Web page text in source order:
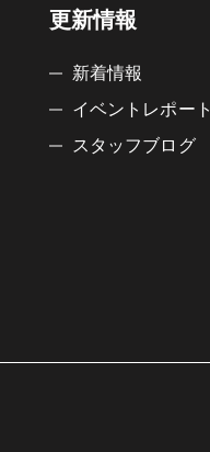
更新情報
新着情報
イベントレポート
スタッフブログ